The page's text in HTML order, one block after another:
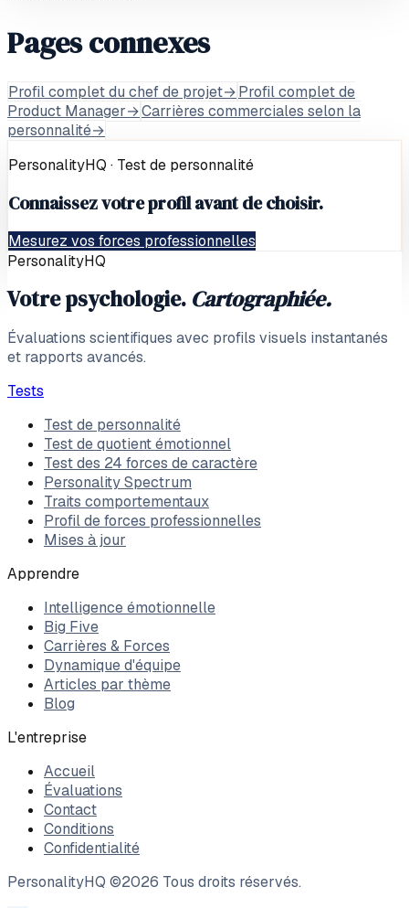
Pages connexes
Profil complet du chef de projet→Profil complet de
Product Manager→Carrières commerciales selon la
personnalité→
PersonalityHQ · Test de personnalité
Connaissez votre profil avant de choisir.
Mesurez vos forces professionnelles
PersonalityHQ
Votre psychologie. Cartographiée.
Évaluations scientifiques avec profils visuels instantanés
et rapports avancés.
Tests
Test de personnalité
Test de quotient émotionnel
Test des 24 forces de caractère
Personality Spectrum
Traits comportementaux
Profil de forces professionnelles
Mises à jour
Apprendre
Intelligence émotionnelle
Big Five
Carrières & Forces
Dynamique d'équipe
Articles par thème
Blog
L'entreprise
Accueil
Évaluations
Contact
Conditions
Confidentialité
PersonalityHQ ©2026 Tous droits réservés.